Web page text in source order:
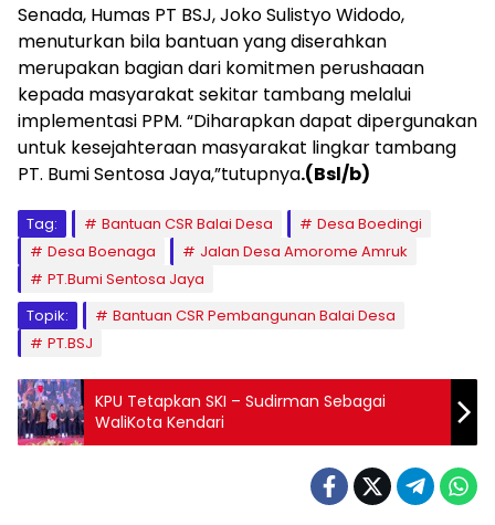
Senada, Humas PT BSJ, Joko Sulistyo Widodo,
menuturkan bila bantuan yang diserahkan
merupakan bagian dari komitmen perushaaan
kepada masyarakat sekitar tambang melalui
implementasi PPM. “Diharapkan dapat dipergunakan
untuk kesejahteraan masyarakat lingkar tambang
PT. Bumi Sentosa Jaya,”tutupnya.(Bsl/b)
Tag: Bantuan CSR Balai Desa
Desa Boedingi
Desa Boenaga
Jalan Desa Amorome Amruk
PT.Bumi Sentosa Jaya
Topik:
Bantuan CSR Pembangunan Balai Desa
PT.BSJ
KPU Tetapkan SKI – Sudirman Sebagai
WaliKota Kendari